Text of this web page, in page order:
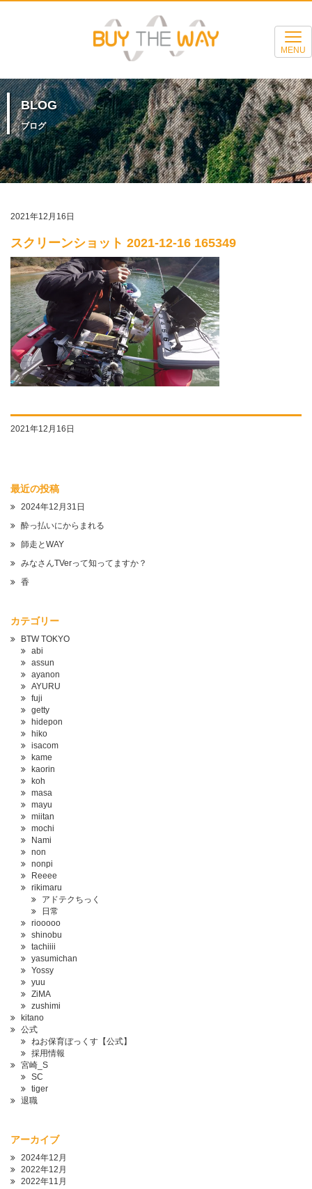
MENU
BLOG
ブログ
2021年12月16日
スクリーンショット 2021-12-16 165349
2021年12月16日
最近の投稿
2024年12月31日
酔っ払いにからまれる
師走とWAY
みなさんTVerって知ってますか？
香
カテゴリー
BTW TOKYO
abi
assun
ayanon
AYURU
fuji
getty
hidepon
hiko
isacom
kame
kaorin
koh
masa
mayu
miitan
mochi
Nami
non
nonpi
Reeee
rikimaru
アドテクちっく
日常
riooooo
shinobu
tachiiii
yasumichan
Yossy
yuu
ZiMA
zushimi
kitano
公式
ねお保育ぼっくす【公式】
採用情報
宮崎_S
SC
tiger
退職
アーカイブ
2024年12月
2022年12月
2022年11月